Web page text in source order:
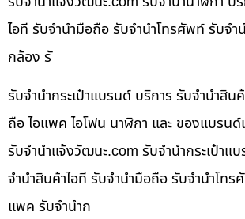
ไอที รับจำนำมือถือ รับจำนำโทรศัพท์ รับจำ
กล้อง รั
รับจำนำกระเป๋าแบรนด์ บริการ รับจำนำสิน
ถือ ไอแพค ไอโฟน นาฬิกา และ ของแบรนด์
รับจํานําแจ้งวัฒนะ.com รับจำนำกระเป๋าแ
จำนำสินค้าไอที รับจำนำมือถือ รับจำนำโทร
แพค รับจำนำก